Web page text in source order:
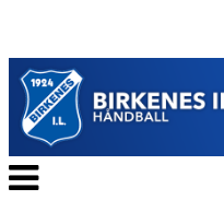
Veksle
navigasjon